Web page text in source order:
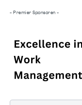
- Premier Sponsoren -